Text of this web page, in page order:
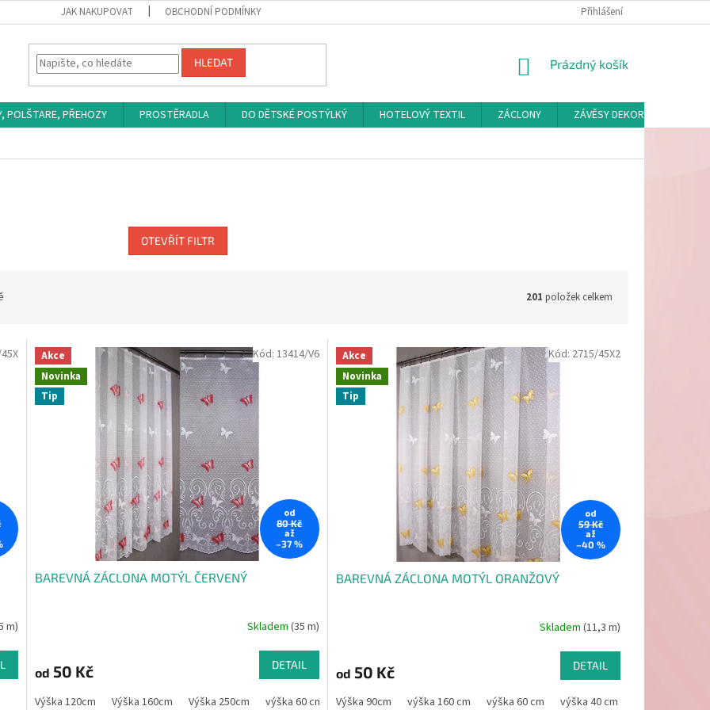
JAK NAKUPOVAT OBCHODNÍ PODMÍNKY Přihlášení
HLEDAT
NÁKUPNÍ
Prázdný košík
POLŠTARE, PŘEHOZY PROSTĚRADLA DO DĚTSKÉ POSTÝLKÝ HOTELOVÝ TEXTIL ZÁCLONY
ZÁVĚSY DEKORAČNÍ A
OTEVŘÍT FILTR
201 položek celkem
m)
Akce
Novinka
Tip
od
80 Kč
až
–37 %
BAREVNÁ ZÁCLONA MOTÝL ČERVENÝ
Skladem (35 m)
od 50 Kč DETAIL
Výška 120cm Výška 160cm Výška 250cm výška 60 cm výška 40 cm
Kód: 13414/V6
Akce
Novinka
Tip
od
59 Kč
až
–40 %
BAREVNÁ ZÁCLONA MOTÝL ORANŽOVÝ
Skladem (11,3 m)
od 50 Kč DETAIL
Výška 90cm výška 160 cm výška 60 cm výška 40 cm
Kód: 2715/45X2